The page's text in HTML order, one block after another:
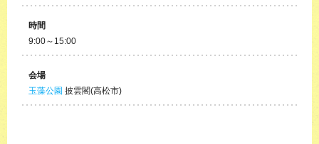
時間
9:00～15:00
会場
玉藻公園 披雲閣(高松市)